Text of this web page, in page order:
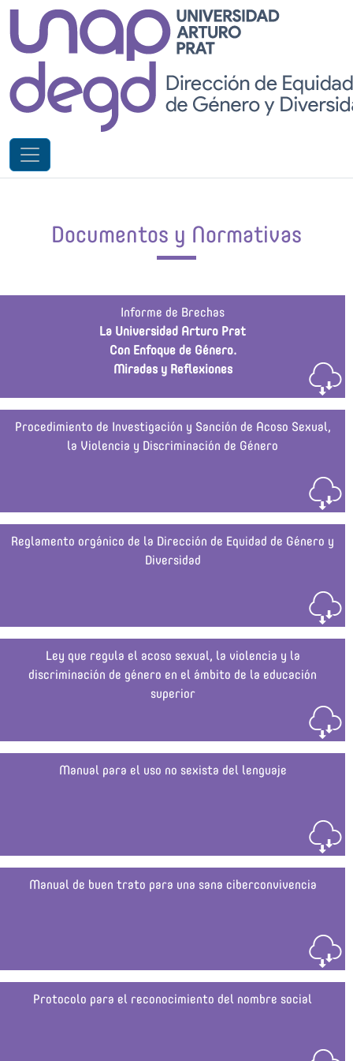
Documentos y Normativas
Informe de Brechas
La Universidad Arturo Prat
Con Enfoque de Género.
Miradas y Reflexiones
Procedimiento de Investigación y Sanción de Acoso Sexual,
la Violencia y Discriminación de Género
Reglamento orgánico de la Dirección de Equidad de Género y
Diversidad
Ley que regula el acoso sexual, la violencia y la
discriminación de género en el ámbito de la educación
superior
Manual para el uso no sexista del lenguaje
Manual de buen trato para una sana ciberconvivencia
Protocolo para el reconocimiento del nombre social